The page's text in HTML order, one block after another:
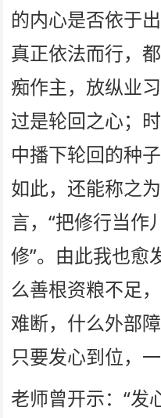
的内心是否依于
真正依法而行，
痴作主，放纵业
过是轮回之心；
中播下轮回的种
如此，还能称之为
言，“把修行当作
修”。由此我也愈
么善根资粮不足
难断，什么外部
只要发心到位，
老师曾开示：“发